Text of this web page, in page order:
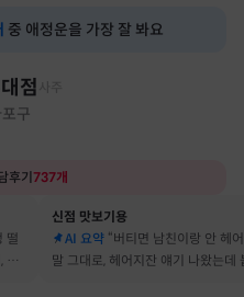
중 애정운을 가장 잘 봐요
점
구
후기 737개
떨
정
신점 맛보기용
AI 요약 “버티면 남친이랑 안 헤
말 그대로, 헤어지잔 얘기 나왔는데